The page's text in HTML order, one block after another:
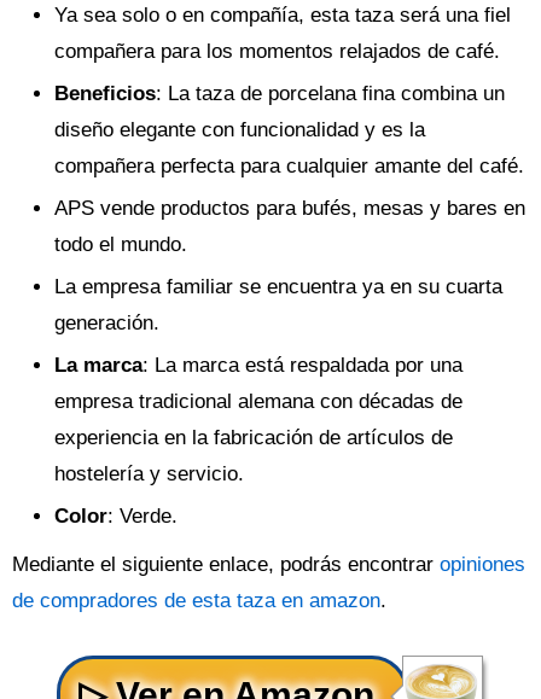
Ya sea solo o en compañía, esta taza será una fiel
compañera para los momentos relajados de café.
Beneficios: La taza de porcelana fina combina un
diseño elegante con funcionalidad y es la
compañera perfecta para cualquier amante del café.
APS vende productos para bufés, mesas y bares en
todo el mundo.
La empresa familiar se encuentra ya en su cuarta
generación.
La marca: La marca está respaldada por una
empresa tradicional alemana con décadas de
experiencia en la fabricación de artículos de
hostelería y servicio.
Color: Verde.
Mediante el siguiente enlace, podrás encontrar opiniones
de compradores de esta taza en amazon.